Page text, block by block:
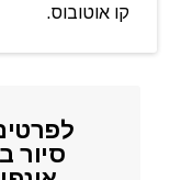
קו אוטובוס.
סיור ב